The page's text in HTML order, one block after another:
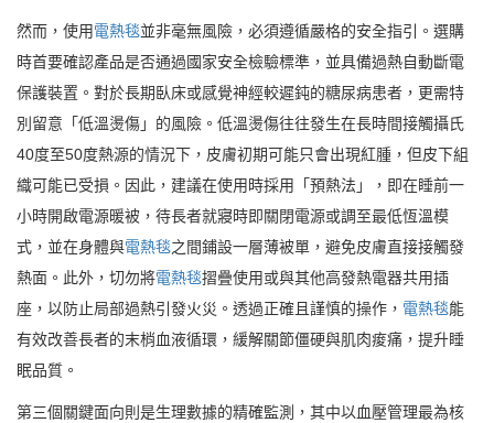
然而，使用電熱毯並非毫無風險，必須遵循嚴格的安全指引。選購
時首要確認產品是否通過國家安全檢驗標準，並具備過熱自動斷電
保護裝置。對於長期臥床或感覺神經較遲鈍的糖尿病患者，更需特
別留意「低溫燙傷」的風險。低溫燙傷往往發生在長時間接觸攝氏
40度至50度熱源的情況下，皮膚初期可能只會出現紅腫，但皮下組
織可能已受損。因此，建議在使用時採用「預熱法」，即在睡前一
小時開啟電源暖被，待長者就寢時即關閉電源或調至最低恆溫模
式，並在身體與電熱毯之間鋪設一層薄被單，避免皮膚直接接觸發
熱面。此外，切勿將電熱毯摺疊使用或與其他高發熱電器共用插
座，以防止局部過熱引發火災。透過正確且謹慎的操作， 電熱毯能
有效改善長者的末梢血液循環，緩解關節僵硬與肌肉痠痛，提升睡
眠品質。
第三個關鍵面向則是生理數據的精確監測，其中以血壓管理最為核